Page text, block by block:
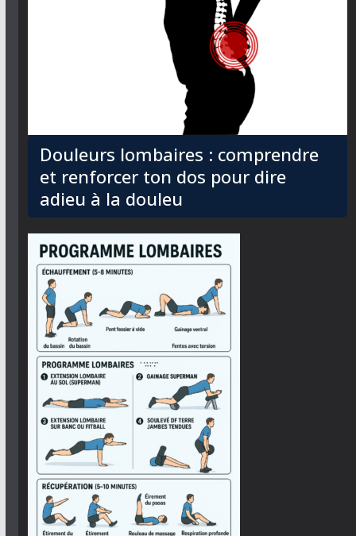
Douleurs lombaires : comprendre
et renforcer ton dos pour dire
adieu à la douleu